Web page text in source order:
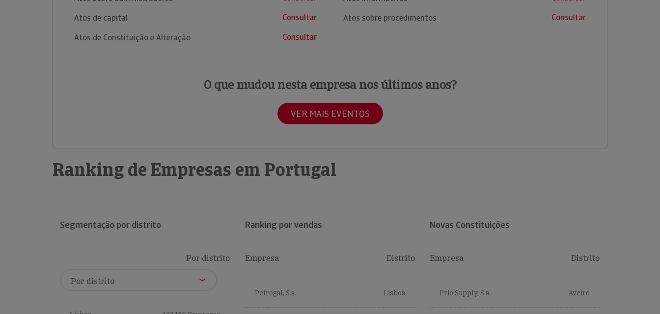
Atos de capital
Consultar
Atos de Constituição e Alteração
Consultar
Atos sobre procedimentos
Consultar
O que mudou nesta empresa nos últimos anos?
VER MAIS EVENTOS
Ranking de Empresas em Portugal
Segmentação por distrito
Por distrito
Ranking por vendas
Empresa Distrito
Petrogal, S.a. Lisboa
Novas Constituições
Empresa Distrito
Prio Supply, S.a. Aveiro